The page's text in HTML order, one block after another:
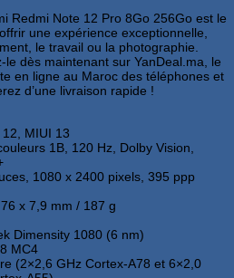
Redmi Note 12 Pro 8Go 256Go est le
une expérience exceptionnelle,
le travail ou la photographie.
le dès maintenant sur YanDeal.ma, le
en ligne au Maroc des téléphones et
d’une livraison rapide !
MIUI 13
1B, 120 Hz, Dolby Vision,
1080 x 2400 pixels, 395 ppp
x 7,9 mm / 187 g
Dimensity 1080 (6 nm)
MC4
(2×2,6 GHz Cortex-A78 et 6×2,0